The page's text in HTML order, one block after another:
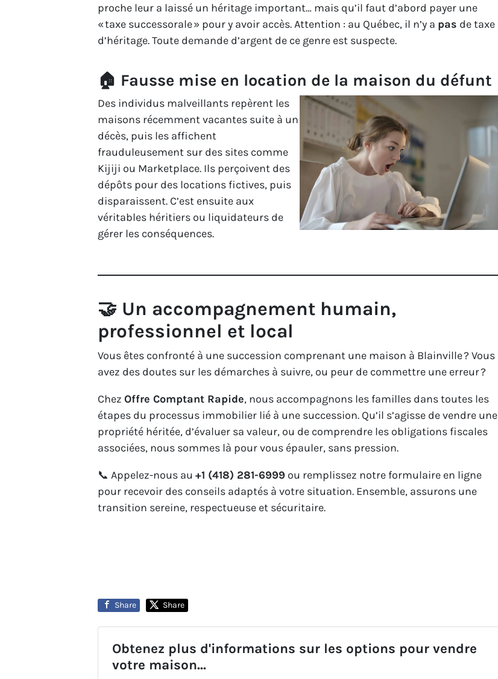
proche leur a laissé un héritage important… mais qu’il faut d’abord payer une
« taxe successorale » pour y avoir accès. Attention : au Québec, il n’y a pas de taxe
d’héritage. Toute demande d’argent de ce genre est suspecte.
🏠 Fausse mise en location de la maison du défunt
Des individus malveillants repèrent les
maisons récemment vacantes suite à un
décès, puis les affichent
frauduleusement sur des sites comme
Kijiji ou Marketplace. Ils perçoivent des
dépôts pour des locations fictives, puis
disparaissent. C’est ensuite aux
véritables héritiers ou liquidateurs de
gérer les conséquences.
🤝 Un accompagnement humain,
professionnel et local
Vous êtes confronté à une succession comprenant une maison à Blainville ? Vous
avez des doutes sur les démarches à suivre, ou peur de commettre une erreur ?
Chez Offre Comptant Rapide, nous accompagnons les familles dans toutes les
étapes du processus immobilier lié à une succession. Qu’il s’agisse de vendre une
propriété héritée, d’évaluer sa valeur, ou de comprendre les obligations fiscales
associées, nous sommes là pour vous épauler, sans pression.
📞 Appelez-nous au +1 (418) 281-6999 ou remplissez notre formulaire en ligne
pour recevoir des conseils adaptés à votre situation. Ensemble, assurons une
transition sereine, respectueuse et sécuritaire.
Share Share
Obtenez plus d'informations sur les options pour vendre
votre maison...